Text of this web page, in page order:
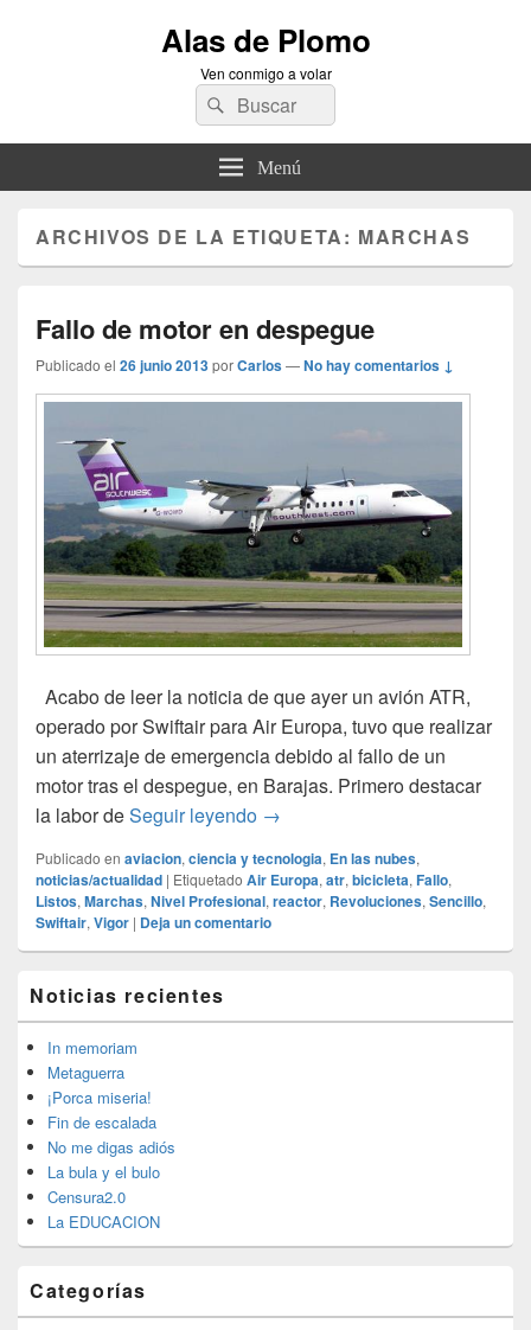
Alas de Plomo
Ven conmigo a volar
Buscar
por:
Buscar
Menú
ARCHIVOS DE LA ETIQUETA: MARCHAS
Fallo de motor en despegue
Publicado el 26 junio 2013porCarlos—No hay comentarios ↓
Acabo de leer la noticia de que ayer un avión ATR,
operado por Swiftair para Air Europa, tuvo que realizar
un aterrizaje de emergencia debido al fallo de un
motor tras el despegue, en Barajas. Primero destacar
la labor deSeguir leyendo Fallo de motor en despegue
→
Publicado en aviacion, ciencia y tecnologia, En las nubes,
noticias/actualidad | Etiquetado Air Europa, atr, bicicleta, Fallo,
Listos, Marchas, Nivel Profesional, reactor, Revoluciones, Sencillo,
Swiftair, Vigor | Deja un comentario
área
de
widget
barra
lateral
primaria
Noticias recientes
In memoriam
Metaguerra
¡Porca miseria!
Fin de escalada
No me digas adiós
La bula y el bulo
Censura2.0
La EDUCACION
Categorías